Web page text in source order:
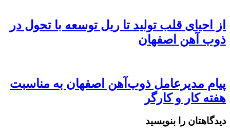
از احیای قلب تولید تا ریل توسعه با تحول در
ذوب آهن اصفهان
پیام مدیرعامل ذوب‌آهن اصفهان به مناسبت
هفته کار و کارگر
دیدگاهتان را بنویسید